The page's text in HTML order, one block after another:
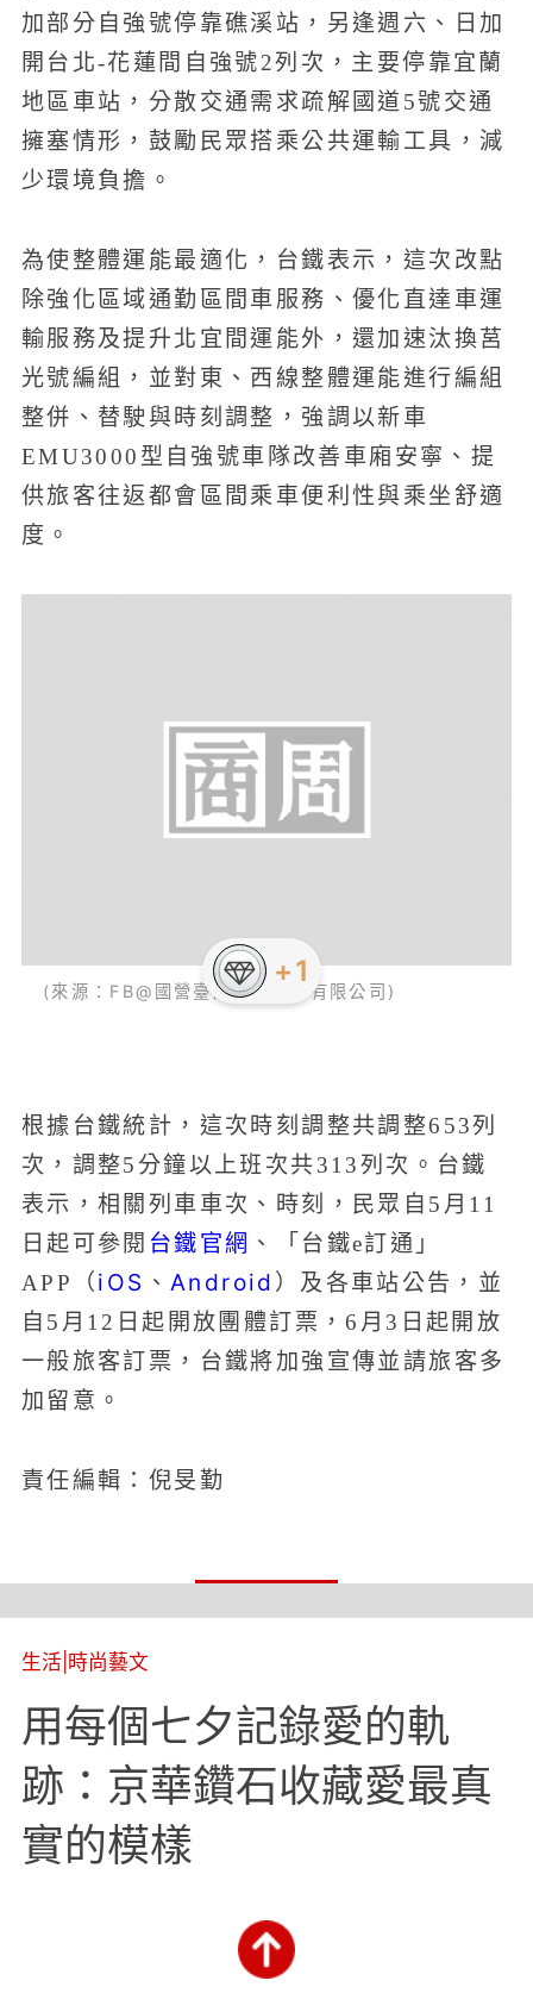
加部分自強號停靠礁溪站，另逢週六、日加
開台北-花蓮間自強號2列次，主要停靠宜蘭
地區車站，分散交通需求疏解國道5號交通
擁塞情形，鼓勵民眾搭乘公共運輸工具，減
少環境負擔。
為使整體運能最適化，台鐵表示，這次改點
除強化區域通勤區間車服務、優化直達車運
輸服務及提升北宜間運能外，還加速汰換莒
光號編組，並對東、西線整體運能進行編組
整併、替駛與時刻調整，強調以新車
EMU3000型自強號車隊改善車廂安寧、提
供旅客往返都會區間乘車便利性與乘坐舒適
度。
(來源：FB@國營臺灣鐵路股份有限公司)
根據台鐵統計，這次時刻調整共調整653列
次，調整5分鐘以上班次共313列次。台鐵
表示，相關列車車次、時刻，民眾自5月11
日起可參閱 台鐵官網 、「台鐵e訂通」
APP（iOS 、Android ）及各車站公告，並
自5月12日起開放團體訂票，6月3日起開放
一般旅客訂票，台鐵將加強宣傳並請旅客多
加留意。
責任編輯：倪旻勤
生活 時尚藝文
用每個七夕記錄愛的軌
跡：京華鑽石收藏愛最真
實的模樣
+1